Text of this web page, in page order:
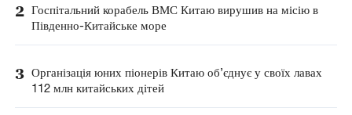
2 Госпітальний корабель ВМС Китаю вирушив на місію в
Південно-Китайське море
3 Організація юних піонерів Китаю об’єднує у своїх лавах
112 млн китайських дітей